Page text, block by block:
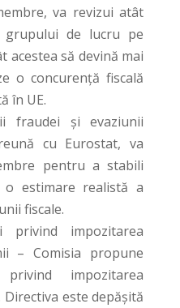
va revizui atât
grupului de lucru pe
acestea să devină mai
o concurență fiscală
în UE.
fraudei și evaziunii
cu Eurostat, va
pentru a stabili
estimare realistă a
fiscale.
privind impozitarea
– Comisia propune
impozitarea
este depășită